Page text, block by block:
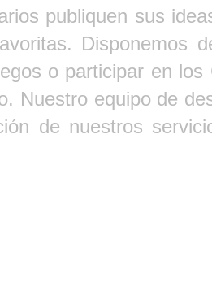
publiquen sus
Disponemos
o participar en
Nuestro equipo de
de nuestros